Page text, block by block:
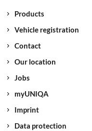
Products
Vehicle registration
Contact
Our location
Jobs
myUNIQA
Imprint
Data protection